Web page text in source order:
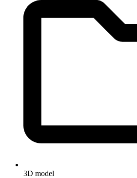
3D model